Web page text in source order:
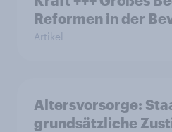
Reformen in der
Artikel
Altersvorsorge:
grundsätzliche